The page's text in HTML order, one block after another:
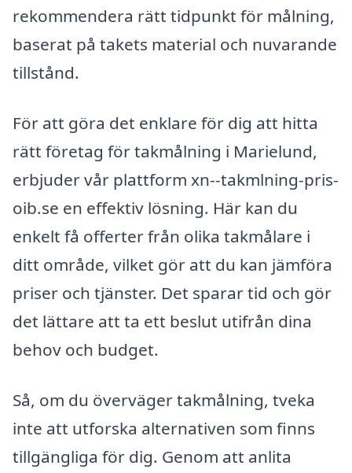
rekommendera rätt tidpunkt för målning,
baserat på takets material och nuvarande
tillstånd.
För att göra det enklare för dig att hitta
rätt företag för takmålning i Marielund,
erbjuder vår plattform xn--takmlning-pris-
oib.se en effektiv lösning. Här kan du
enkelt få offerter från olika takmålare i
ditt område, vilket gör att du kan jämföra
priser och tjänster. Det sparar tid och gör
det lättare att ta ett beslut utifrån dina
behov och budget.
Så, om du överväger takmålning, tveka
inte att utforska alternativen som finns
tillgängliga för dig. Genom att anlita